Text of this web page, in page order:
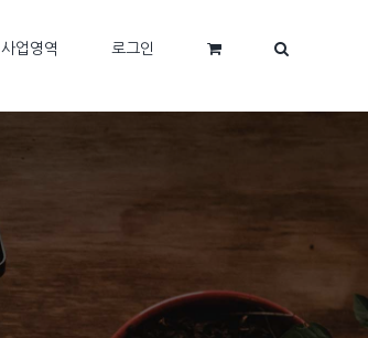
사업영역 로그인